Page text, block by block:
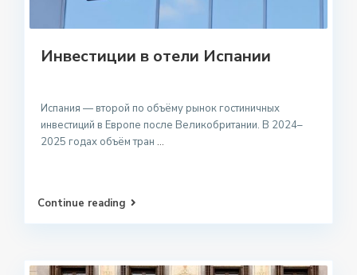
Инвестиции в отели Испании
Испания — второй по объёму рынок гостиничных
инвестиций в Европе после Великобритании. В 2024–
2025 годах объём тран ...
Continue reading